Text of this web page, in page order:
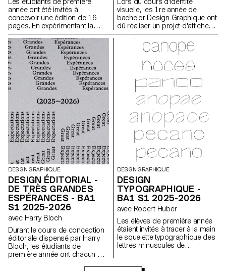
année ont été invités à
concevoir une édition de 16
pages. En expérimentant la
bichromie par diverses
techniques d'impression, ils
ont séquencé une lecture
double dépendante des
couleurs imprimées.
visuelle, les 1re année de
bachelor Design Graphique ont
dû réaliser un projet d'affiches
à partir d'un événement tiré au
hasard. Ils ont du définir leur
propre système visuel et ont
d'affiches typographiques
visuelle de l'événement a été
développée au travers d'une
affiche et d'un flyer,
accompagnés d'un carnet de
recherche regroupant
l'ensemble de leur processus
créatif.
DESIGN GRAPHIQUE
DESIGN ÉDITORIAL -
DE TRÈS GRANDES
ESPÉRANCES - BA1
S1 2025-2026
avec Harry Bloch
Durant le cours de conception
éditoriale dispensé par Harry
Bloch, les étudiants de
première année ont chacun mis
DESIGN GRAPHIQUE
DESIGN
TYPOGRAPHIQUE -
BA1 S1 2025-2026
avec Robert Huber
Les élèves de première année
étaient invités à tracer à la main
le squelette typographique des
lettres minuscules de